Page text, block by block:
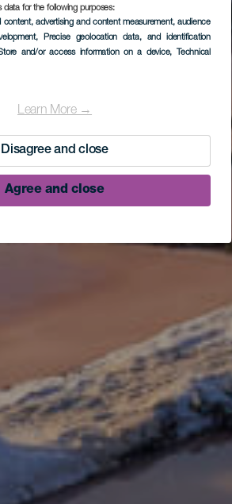
data for the following purposes:
content, advertising and content measurement, audience
, Precise geolocation data, and identification
and/or access information on a device, Technical
Learn More →
Disagree and close
Agree and close